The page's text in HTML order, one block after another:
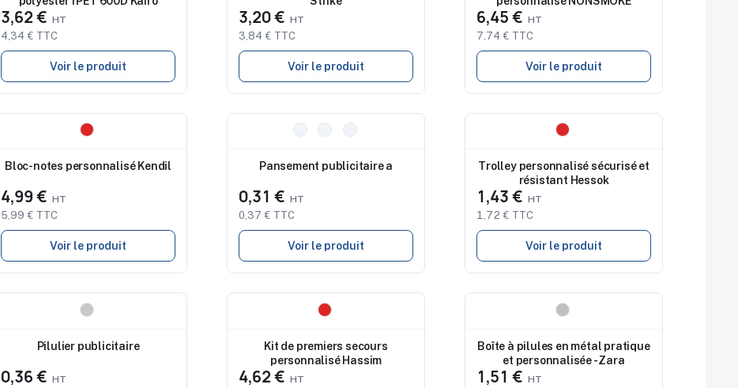
3,62 €
4,34 € TTC
Voir le produit
3,20 €
3,84 € TTC
Voir le produit
6,45 €
7,74 € TTC
Voir le produit
Bloc-notes personnalisé Kendil
4,99 €
5,99 € TTC
Voir le produit
Pansement publicitaire a
0,31 €
0,37 € TTC
Voir le produit
Trolley personnalisé sécurisé et
résistant Hessok
1,43 €
1,72 € TTC
Voir le produit
Pilulier publicitaire
0,36 €
Kit de premiers secours
personnalisé Hassim
4,62 €
Boîte à pilules en métal pratique
et personnalisée - Zara
1,51 €